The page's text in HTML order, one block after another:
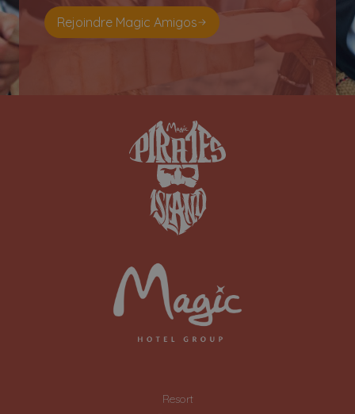
Rejoindre Magic Amigos
Resort